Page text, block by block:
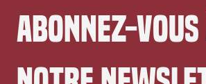
Abonnez-vous